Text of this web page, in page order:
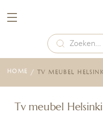
HOME TV MEUBEL
the
Tv meubel